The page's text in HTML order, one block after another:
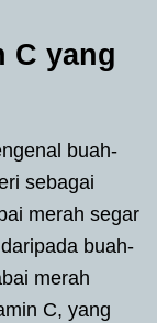
C yang
buah-
sebagai
merah segar
buah-
merah
C, yang